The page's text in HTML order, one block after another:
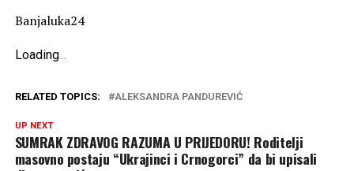
Banjaluka24
Loading...
RELATED TOPICS: ALEKSANDRA PANDUREVIĆ
UP NEXT
SUMRAK ZDRAVOG RAZUMA U PRIJEDORU! Roditelji
masovno postaju “Ukrajinci i Crnogorci” da bi upisali